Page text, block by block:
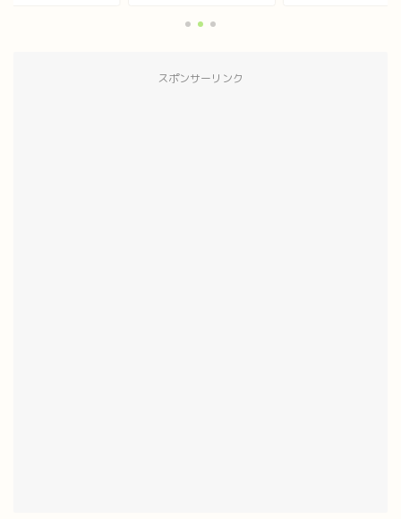
スポンサーリンク